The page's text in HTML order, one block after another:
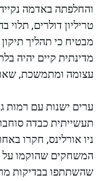
טריליון דולרים,
מבטיח כי תהליך
מדינתית קיים יהיה
עצומה ומתמשכת,
תעשייתית כבדה
ניו אורלינס, חקרו
המשחקים שהוקמו על
שהשתתפו בבדיקות